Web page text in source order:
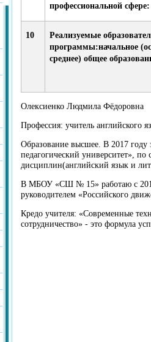
10
Реализуемые
программы:начальное
среднее) общее
Олексиенко Людмила Фёдоровна
Профессия: учитель английского
Образование высшее. В 2017
педагогический университет»,
дисциплин(английский язык и
В МБОУ «СШ № 15» работаю с 2017
руководителем «Российского
Кредо учителя: «Современные
сотрудничество» - это формула